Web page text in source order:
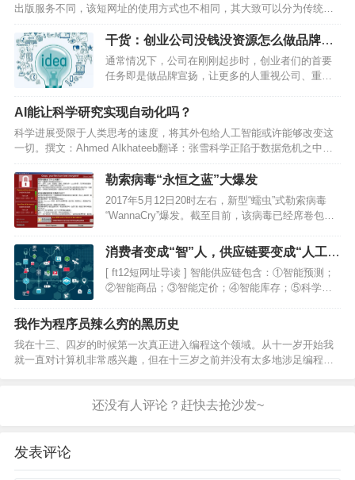
出版服务不同，该短网址的使用方式也不相同，其大致可以分为传统纸
质出版、电子出版和在二维码中的应用。…
干货：创业公司没钱没资源怎么做品牌推
广？
通常情况下，公司在刚刚起步时，创业者们的首要
任务即是做品牌宣扬，让更多的人重视公司、重视
现已安稳下来的公司，创业公司在资金、人力、客
户源等根底资本上都还不充足，在推行的过程中也
极简略呈现后劲不足的…
AI能让科学研究实现自动化吗？
科学进展受限于人类思考的速度，将其外包给人工智能或许能够改变这
一切。撰文：Ahmed Alkhateeb翻译：张雪科学正陷于数据危机之中。
去年，仅在生物医学领域就有超过120万篇新论文发表，这令同行评审的
生物医学论文总数达到了2600万篇。…
勒索病毒“永恒之蓝”大爆发
2017年5月12日20时左右，新型“蠕虫”式勒索病毒
“WannaCry”爆发。截至目前，该病毒已经席卷包括
国部分高校内网、大型企业内网和政府机构专网遭
受攻击，被感染的组织和机构已经覆盖了几乎…
消费者变成“智”人，供应链要变成“人工”
智能
[ ft12短网址导读 ] 智能供应链包含：①智能预测；
②智能商品；③智能定价；④智能库存；⑤科学地
技术的风险控制系统，及时预警订单的风险级别
等。图片来自“123rf.com.cn”【编…
我作为程序员辣么穷的黑历史
我在十三、四岁的时候第一次真正进入编程这个领域。从十一岁开始我
就一直对计算机非常感兴趣，但在十三岁之前并没有太多地涉足编程。
发表评论